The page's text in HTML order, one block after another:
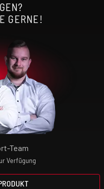
GERNE!
Team
Verfügung